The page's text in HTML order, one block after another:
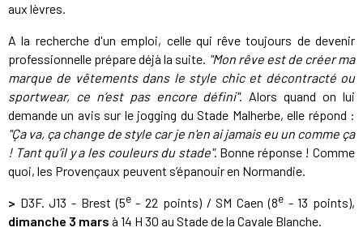
aux lèvres.
A la recherche d'un emploi, celle qui rêve toujours de devenir
professionnelle prépare déjà la suite. "Mon rêve est de créer ma
marque de vêtements dans le style chic et décontracté ou
sportwear, ce n’est pas encore défini". Alors quand on lui
demande un avis sur le jogging du Stade Malherbe, elle répond :
"Ça va, ça change de style car je n'en ai jamais eu un comme ça
! Tant qu’il y a les couleurs du stade". Bonne réponse ! Comme
quoi, les Provençaux peuvent s’épanouir en Normandie.
> D3F. J13 - Brest (5e- 22 points) / SM Caen (8e- 13 points),
dimanche 3 mars à 14 H 30 au Stade de la Cavale Blanche.